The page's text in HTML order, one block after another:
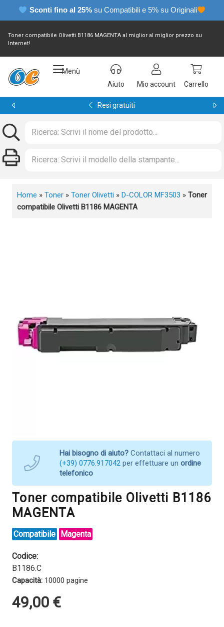
Sconti fino al 25% su Compatibili e 5% su Originali
Toner compatibile Olivetti B1186 MAGENTA al miglior al miglior prezzo su
Internet!
Menù
Aiuto
Mio account Carrello
Garanzia 24 mesi
Home » Toner » Toner Olivetti » D-COLOR MF3503 » Toner
compatibile Olivetti B1186 MAGENTA
Hai bisogno di aiuto? Contattaci al numero
(+39) 0776.917042 per effettuare un ordine
telefonico
Toner compatibile Olivetti B1186
MAGENTA
Compatibile Magenta
Codice:
B1186.C
Capacità: 10000 pagine
49,00 €